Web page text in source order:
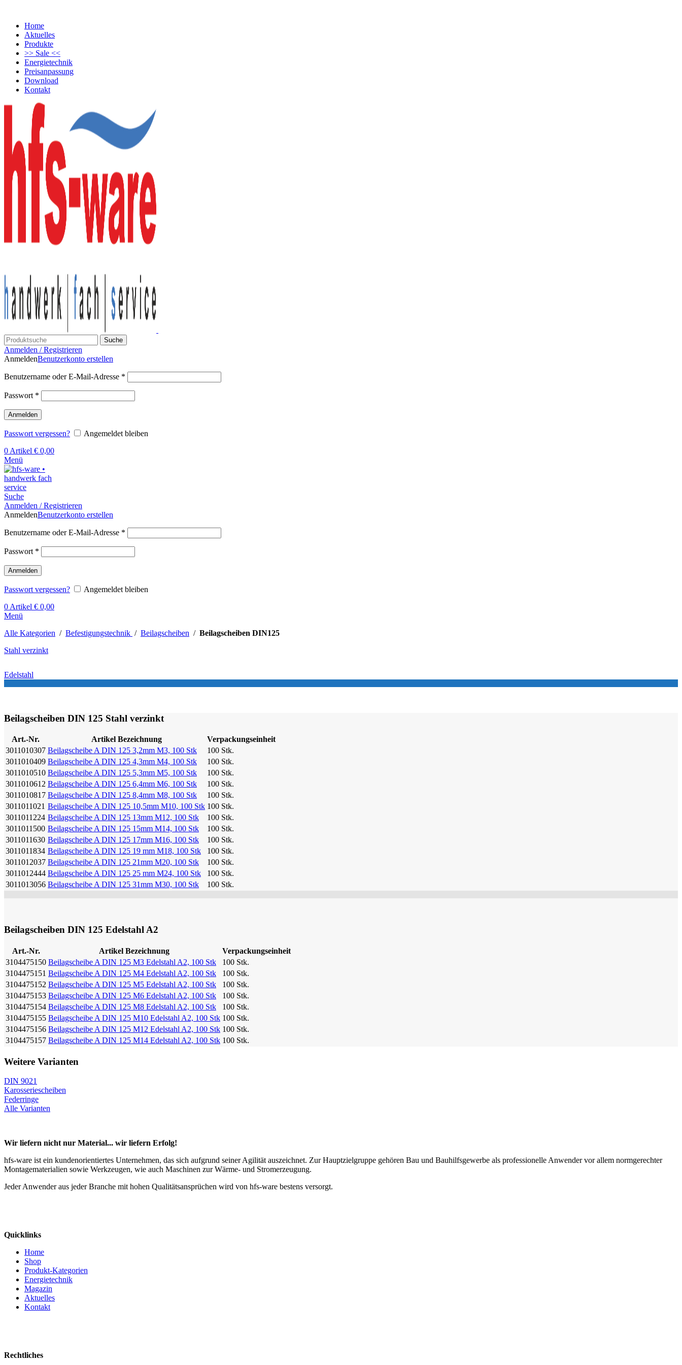
Home
Aktuelles
Produkte
>> Sale <<
Energietechnik
Preisanpassung
Download
Kontakt
Suche
Anmelden / Registrieren
AnmeldenBenutzerkonto erstellen
Benutzername oder E-Mail-Adresse *
Passwort *
Anmelden
Passwort vergessen?
Angemeldet bleiben
0 Artikel € 0,00
Menü
Suche
Anmelden / Registrieren
AnmeldenBenutzerkonto erstellen
Benutzername oder E-Mail-Adresse *
Passwort *
Anmelden
Passwort vergessen?
Angemeldet bleiben
0 Artikel € 0,00
Menü
Alle Kategorien / Befestigungstechnik / Beilagscheiben / Beilagscheiben DIN125
Stahl verzinkt
Edelstahl
Beilagscheiben DIN 125 Stahl verzinkt
Art.-Nr. Artikel Bezeichnung
Verpackungseinheit
3011010307 Beilagscheibe A DIN 125 3,2mm M3, 100 Stk
100 Stk.
3011010409 Beilagscheibe A DIN 125 4,3mm M4, 100 Stk
100 Stk.
3011010510 Beilagscheibe A DIN 125 5,3mm M5, 100 Stk
100 Stk.
3011010612 Beilagscheibe A DIN 125 6,4mm M6, 100 Stk
100 Stk.
3011010817 Beilagscheibe A DIN 125 8,4mm M8, 100 Stk
100 Stk.
3011011021 Beilagscheibe A DIN 125 10,5mm M10, 100 Stk 100 Stk.
3011011224 Beilagscheibe A DIN 125 13mm M12, 100 Stk
100 Stk.
3011011500 Beilagscheibe A DIN 125 15mm M14, 100 Stk
100 Stk.
3011011630 Beilagscheibe A DIN 125 17mm M16, 100 Stk
100 Stk.
3011011834 Beilagscheibe A DIN 125 19 mm M18, 100 Stk
100 Stk.
3011012037 Beilagscheibe A DIN 125 21mm M20, 100 Stk
100 Stk.
3011012444 Beilagscheibe A DIN 125 25 mm M24, 100 Stk
100 Stk.
3011013056 Beilagscheibe A DIN 125 31mm M30, 100 Stk 100 Stk.
Beilagscheiben DIN 125 Edelstahl A2
Art.-Nr. Artikel Bezeichnung
Verpackungseinheit
3104475150 Beilagscheibe A DIN 125 M3 Edelstahl A2, 100 Stk
100 Stk.
3104475151 Beilagscheibe A DIN 125 M4 Edelstahl A2, 100 Stk
100 Stk.
3104475152 Beilagscheibe A DIN 125 M5 Edelstahl A2, 100 Stk
100 Stk.
3104475153 Beilagscheibe A DIN 125 M6 Edelstahl A2, 100 Stk
100 Stk.
3104475154 Beilagscheibe A DIN 125 M8 Edelstahl A2, 100 Stk
100 Stk.
3104475155 Beilagscheibe A DIN 125 M10 Edelstahl A2, 100 Stk 100 Stk.
3104475156 Beilagscheibe A DIN 125 M12 Edelstahl A2, 100 Stk 100 Stk.
3104475157 Beilagscheibe A DIN 125 M14 Edelstahl A2, 100 Stk 100 Stk.
Weitere Varianten
DIN 9021
Karosseriescheiben
Federringe
Alle Varianten
Wir liefern nicht nur Material... wir liefern Erfolg!
hfs-ware ist ein kundenorientiertes Unternehmen, das sich aufgrund seiner Agilität auszeichnet. Zur Hauptzielgruppe gehören Bau und Bauhilfsgewerbe als professionelle Anwender vor allem normgerechter
Montagematerialien sowie Werkzeugen, wie auch Maschinen zur Wärme- und Stromerzeugung.
Jeder Anwender aus jeder Branche mit hohen Qualitätsansprüchen wird von hfs-ware bestens versorgt.
Quicklinks
Home
Shop
Produkt-Kategorien
Energietechnik
Magazin
Aktuelles
Kontakt
Rechtliches